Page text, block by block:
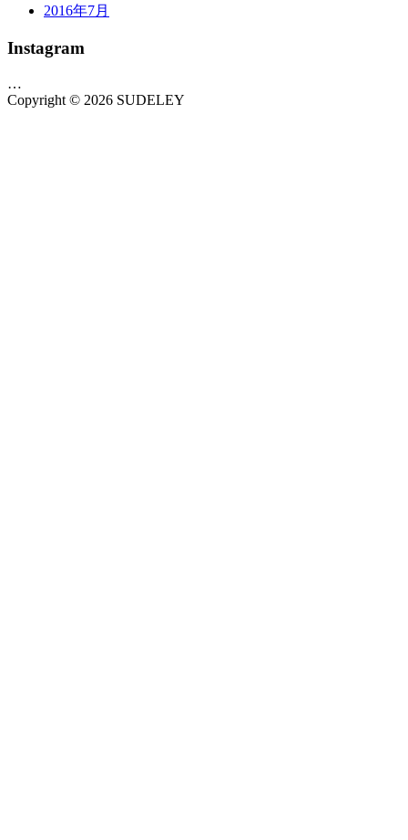
2016年7月
Instagram
…
Copyright © 2026 SUDELEY